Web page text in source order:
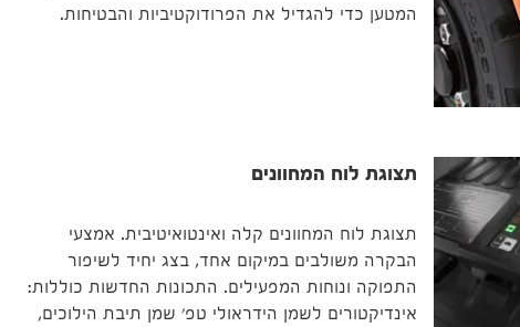
המטען כדי להגדיל את הפרודוקטיביות והבטיחות.
תצוגת לוח המחוונים
תצוגת לוח המחוונים קלה ואינטואיטיבית. אמצעי
הבקרה משולבים במיקום אחד, בצג יחיד לשיפור
התפוקה ונוחות המפעילים. התכונות החדשות כוללות:
אינדיקטורים לשמן הידראולי טפ' שמן תיבת הילוכים,